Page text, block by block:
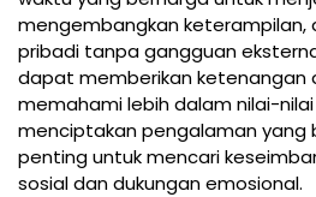
mengembangkan keterampilan,
pribadi tanpa gangguan
dapat memberikan ketenangan
memahami lebih dalam nilai-nilai
menciptakan pengalaman yang
penting untuk mencari
sosial dan dukungan emosional.